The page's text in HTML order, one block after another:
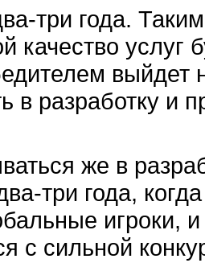
три года.
качество услуг
выйдет
в разработку и
же в
три года,
игроки,
с сильной